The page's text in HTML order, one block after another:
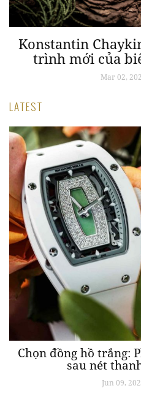
Konstantin
trình mới của
Mar 02,
LATEST
Chọn đồng hồ trắng:
sau nét
Jun 09,